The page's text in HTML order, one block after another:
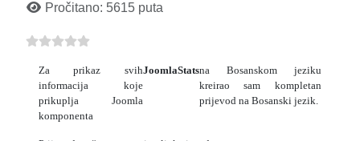
Pročitano: 5615 puta
Za prikaz svih
informacija koje
prikuplja Joomla
komponenta
JoomlaStatsna Bosanskom jeziku
kreirao sam kompletan
prijevod na Bosanski jezik.